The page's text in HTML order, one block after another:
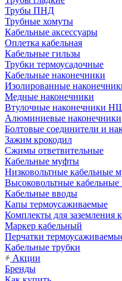
Трубы ПНД
Трубные хомуты
Кабельные аксессуары
Оплетка кабельная
Кабельные гильзы
Трубки термоусадочные
Кабельные наконечники
Изолированные
Медные наконечники
Втулочные наконечники
Алюминиевые наконечники
Болтовые соединители и
Зажим крокодил
Сжимы ответвительные
Кабельные муфты
Низковольтные кабельные
Высоковольтные
Кабельные вводы
Капы термоусаживаемые
Комплекты для заземления
Маркер кабельный
Перчатки
Кабельные трубки
Акции
Бренды